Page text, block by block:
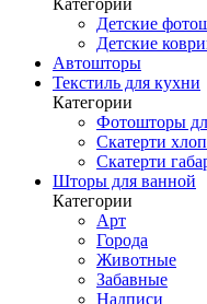
Категории
Детские
Детские
Автошторы
Текстиль для кухни
Категории
Фотошторы
Скатерти
Скатерти
Шторы для ванной
Категории
Арт
Города
Животные
Забавные
Надписи